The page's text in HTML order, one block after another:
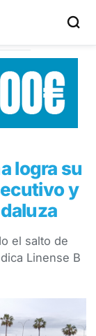
logra su
y
el salto de
Linense B